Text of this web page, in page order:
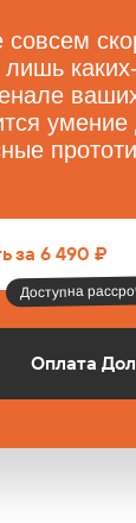
лишь
умение
Оплата
за 6 490 ₽
Доступна